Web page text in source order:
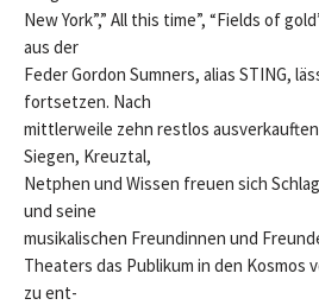
New York”,” All this time”, “Fields of
aus der
Feder Gordon Sumners, alias STING,
fortsetzen. Nach
mittlerweile zehn restlos
Siegen, Kreuztal,
Netphen und Wissen freuen sich
und seine
musikalischen Freundinnen und
Theaters das Publikum in den Kosmos
zu ent-